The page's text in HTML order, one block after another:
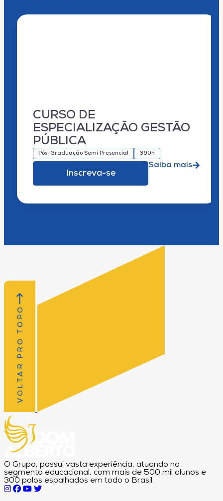
CURSO DE
ESPECIALIZAÇÃO GESTÃO
PÚBLICA
Pós-Graduação Semi Presencial 390h
Inscreva-se
Saiba mais
VOLTAR PRO TOPO
O Grupo, possui vasta experiência, atuando no
segmento educacional, com mais de 500 mil alunos e
300 polos espalhados em todo o Brasil.